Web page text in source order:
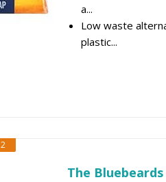
a...
Low waste
plastic...
The